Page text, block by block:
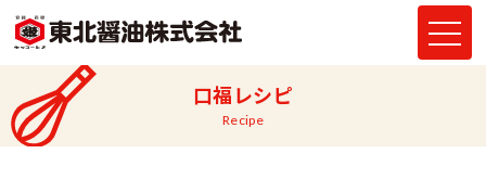
口福レシピ
Recipe